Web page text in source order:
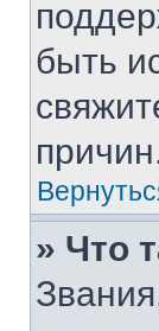
быть
» Что